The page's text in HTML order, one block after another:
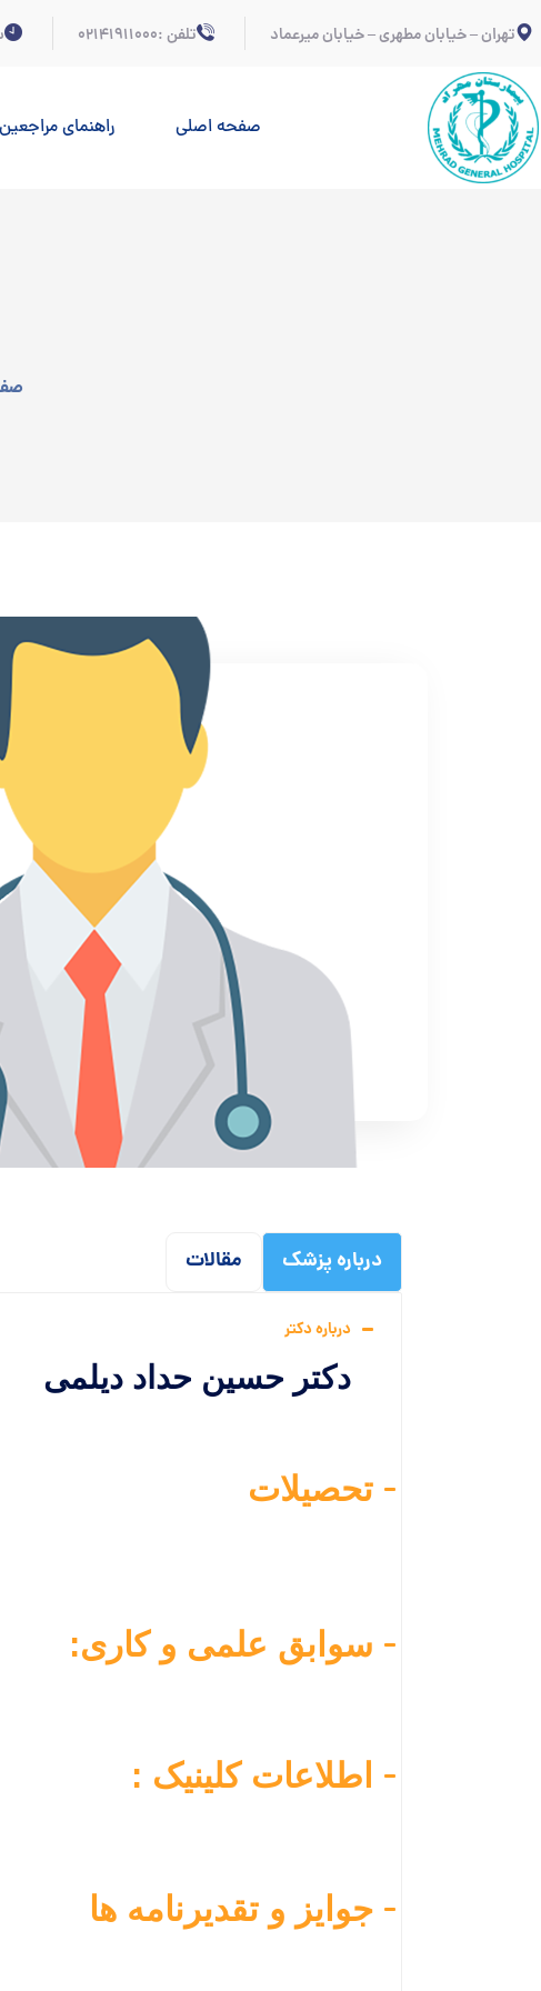
تهران – خیابان مطهری – خیابان میرعماد تلفن :02141911000
صفحه اصلی راهنمای مراجعين
درباره پزشک مقالات
درباره دکتر
دکتر حسین حداد دیلمی
تحصیلات
سوابق علمی و کاری:
اطلاعات کلینیک :
جوایز و تقدیرنامه ها